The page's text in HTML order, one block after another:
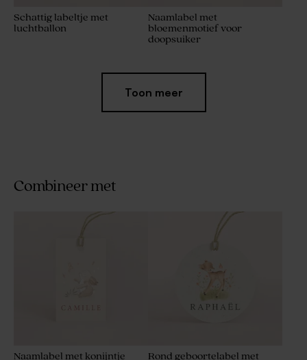
Schattig labeltje met
luchtballon
Naamlabel met
bloemenmotief voor
doopsuiker
Roze geboortelabel met
Naamlabel met vaas in
Toon meer
Combineer met
Naamlabel met konijntje Rond geboortelabel met